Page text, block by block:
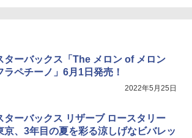
TOSHIBA(東芝) スチームオーブンレン
0℃ 1段調理 フラットテーブル 電子レン
お手入れ 小型 新生活 一人暮らし 二人暮
らし ファミリー
ターバックス「The メロン of メロン
ラペチーノ」6月1日発売！
2022年5月25日
ターバックス リザーブ ロースタリー
京、3年目の夏を彩る涼しげなビバレッ